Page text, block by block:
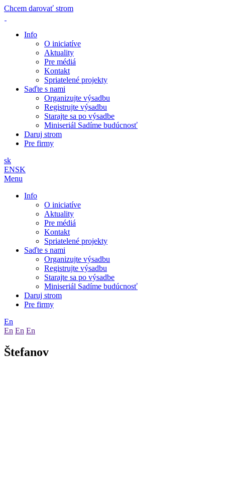
Chcem darovať strom
Info
O iniciatíve
Aktuality
Pre médiá
Kontakt
Spriatelené projekty
Saďte s nami
Organizujte výsadbu
Registrujte výsadbu
Starajte sa po výsadbe
Miniseriál Sadíme budúcnosť
Daruj strom
Pre firmy
sk
ENSK
Menu
Info
O iniciatíve
Aktuality
Pre médiá
Kontakt
Spriatelené projekty
Saďte s nami
Organizujte výsadbu
Registrujte výsadbu
Starajte sa po výsadbe
Miniseriál Sadíme budúcnosť
Daruj strom
Pre firmy
En
En En En
Štefanov